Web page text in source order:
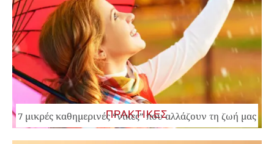
ΠΡΑΚΤΙΚΕΣ
7 μικρές καθημερινές “νίκες” που αλλάζουν τη ζωή μας